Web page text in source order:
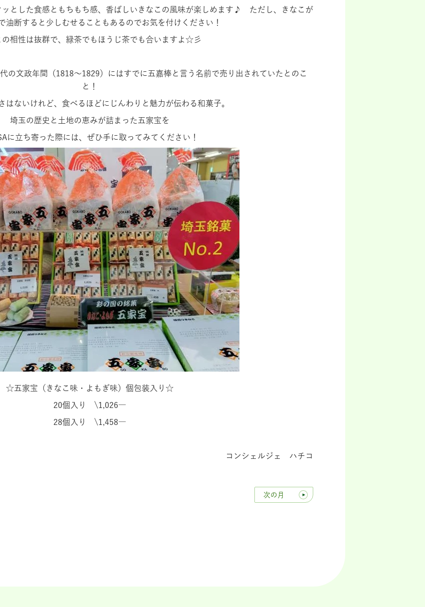
ッとした食感ともちもち感、香ばしいきなこの風味が楽しめます♪ ただし、きなこが
油断すると少しむせることもあるのでお気を付けください！
の相性は抜群で、緑茶でもほうじ茶でも合いますよ☆彡
の文政年間（1818～1829）にはすでに五嘉棒と言う名前で売り出されていたとのこ
と！
はないけれど、食べるほどにじんわりと魅力が伝わる和菓子。
埼玉の歴史と土地の恵みが詰まった五家宝を
に立ち寄った際には、ぜひ手に取ってみてください！
☆五家宝（きなこ味・よもぎ味）個包装入り☆
20個入り \1,026―
28個入り \1,458―
コンシェルジェ ハチコ
次の月